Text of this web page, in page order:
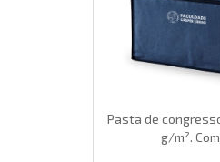
Pasta de
g/m².